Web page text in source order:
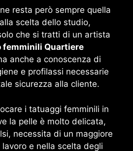
resta però sempre quella
scelta dello studio,
che si tratti di un artista
femminili Quartiere
anche a conoscenza di
e profilassi necessarie
sicurezza alla cliente.
i tatuaggi femminili in
la pelle è molto delicata,
necessita di un maggiore
e nella scelta degli